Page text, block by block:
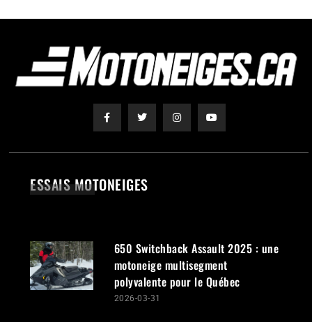
ESSAIS MOTONEIGES
650 Switchback Assault 2025 : une
motoneige multisegment
polyvalente pour le Québec
2026-03-31